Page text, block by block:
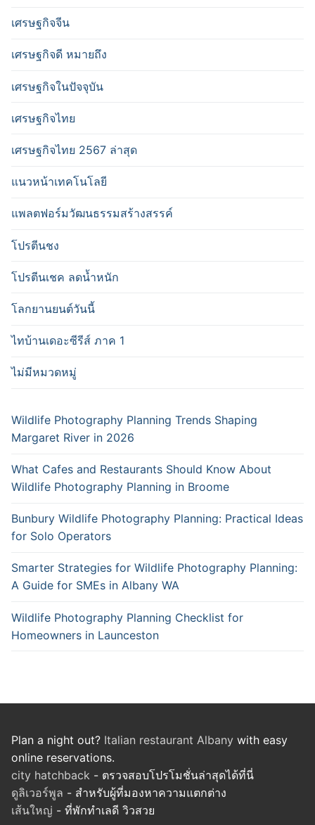
เศรษฐกิจจีน
เศรษฐกิจดี หมายถึง
เศรษฐกิจในปัจจุบัน
เศรษฐกิจไทย
เศรษฐกิจไทย 2567 ล่าสุด
แนวหน้าเทคโนโลยี
แพลตฟอร์มวัฒนธรรมสร้างสรรค์
โปรตีนชง
โปรตีนเชค ลดน้ำหนัก
โลกยานยนต์วันนี้
ไทบ้านเดอะซีรีส์ ภาค 1
ไม่มีหมวดหมู่
Wildlife Photography Planning Trends Shaping
Margaret River in 2026
What Cafes and Restaurants Should Know About
Wildlife Photography Planning in Broome
Bunbury Wildlife Photography Planning: Practical Ideas
for Solo Operators
Smarter Strategies for Wildlife Photography Planning:
A Guide for SMEs in Albany WA
Wildlife Photography Planning Checklist for
Homeowners in Launceston
Plan a night out? Italian restaurant Albany with easy
online reservations.
city hatchback - ตรวจสอบโปรโมชั่นล่าสุดได้ที่นี่
ดูลิเวอร์พูล - สำหรับผู้ที่มองหาความแตกต่าง
เส้นใหญ่ - ที่พักทำเลดี วิวสวย